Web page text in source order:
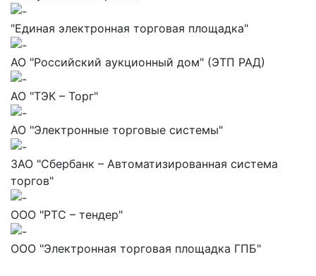
"Единая электронная торговая площадка"
АО "Российский аукционный дом" (ЭТП РАД)
АО "ТЭК – Торг"
АО "Электронные торговые системы"
ЗАО "Сбербанк – Автоматизированная система
торгов"
ООО "РТС – тендер"
ООО "Электронная торговая площадка ГПБ"